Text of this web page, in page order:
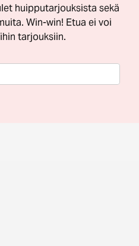
huipputarjouksista sekä
Win-win! Etua ei voi
tarjouksiin.